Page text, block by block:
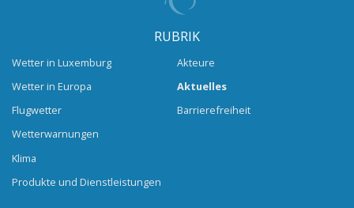
RUBRIK
Wetter in Luxemburg
Wetter in Europa
Flugwetter
Wetterwarnungen
Klima
Produkte und Dienstleistungen
Akteure
Aktuelles
Barrierefreiheit